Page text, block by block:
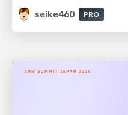
seike460
PRO